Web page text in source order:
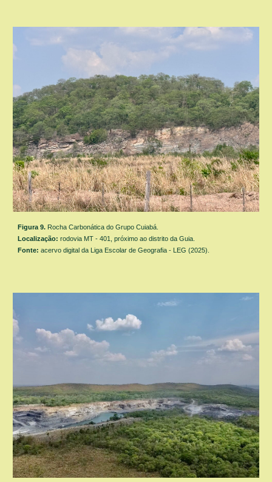
Figura9. Rocha Carbonática do Grupo Cuiabá.
Localização: rodovia MT - 401, próximo ao distrito da Guia.
Fonte:acervo digital da Liga Escolar de Geografia - LEG (2025).